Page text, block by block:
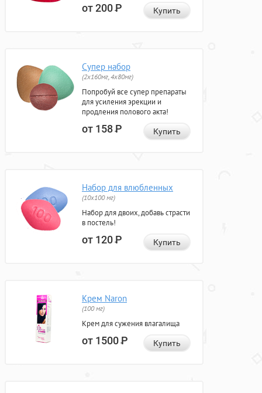
от 200Р Купить
Супер набор
(2х160мг, 4х80мг)
Попробуй все супер препараты
для усиления эрекции и
продления полового акта!
от 158Р Купить
Набор для влюбленных
(10х100 мг)
Набор для двоих, добавь страсти
в постель!
от 120Р Купить
Крем Naron
(100 мг)
Крем для сужения влагалища
от 1500Р Купить